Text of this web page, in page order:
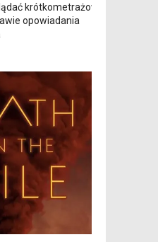
krótkometrażowy
opowiadania